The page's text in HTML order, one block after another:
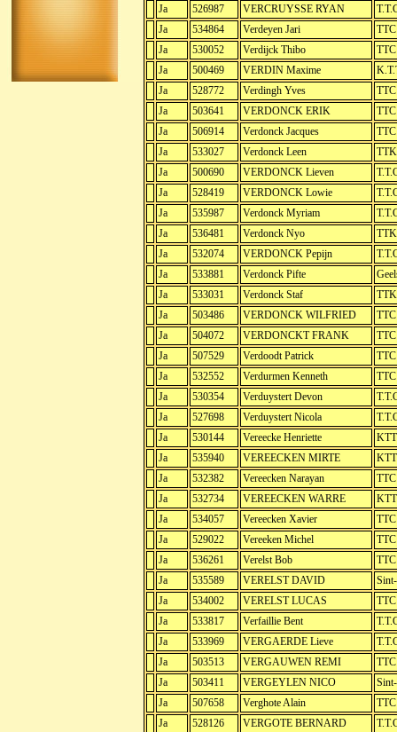
Ja
526987 VERCRUYSSE RYAN
Ja
534864 Verdeyen Jari
Ja
530052 Verdijck Thibo
TTC
Ja
500469 VERDIN Maxime
Ja
528772 Verdingh Yves
Ja
503641 VERDONCK ERIK
Ja
506914 Verdonck Jacques
Ja
533027 Verdonck Leen
Ja
500690 VERDONCK Lieven
Ja
528419 VERDONCK Lowie
Ja
535987 Verdonck Myriam
Ja
536481 Verdonck Nyo
Ja
532074 VERDONCK Pepijn
Ja
533881 Verdonck Pifte
Ja
533031 Verdonck Staf
Ja
503486 VERDONCK WILFRIED
Ja
504072 VERDONCKT FRANK
Ja
507529 Verdoodt Patrick
Ja
532552 Verdurmen Kenneth
Ja
530354 Verduystert Devon
Ja
527698 Verduystert Nicola
Ja
530144 Vereecke Henriette
Ja
535940 VEREECKEN MIRTE
Ja
532382 Vereecken Narayan
TTC
Ja
532734 VEREECKEN WARRE
Ja
534057 Vereecken Xavier
Ja
529022 Vereeken Michel
Ja
536261 Verelst Bob
Ja
535589 VERELST DAVID
Ja
534002 VERELST LUCAS
Ja
533817 Verfaillie Bent
Ja
533969 VERGAERDE Lieve
Ja
503513 VERGAUWEN REMI
Ja
503411 VERGEYLEN NICO
Ja
507658 Verghote Alain
TTC
Ja
528126 VERGOTE BERNARD